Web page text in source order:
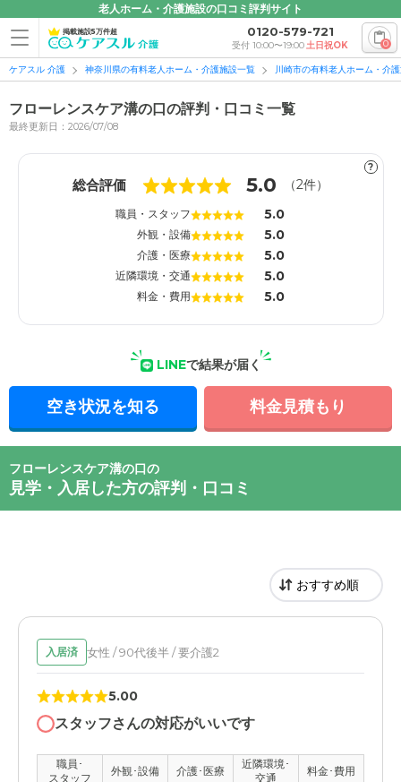
老人ホーム・介護施設の口コミ評判サイト
掲載施設5万件超 0120-579-721
受付 10:00〜19:00土日祝OK 0
ケアスル 介護 神奈川県の有料老人ホーム・介護施設一覧 川崎市の有料老人ホーム・介
フローレンスケア溝の口の評判・口コミ一覧
最終更新日：2026/07/08
?
総合評価 5.0 （2件）
職員・スタッフ 5.0
外観・設備 5.0
介護・医療 5.0
近隣環境・交通 5.0
料金・費用 5.0
LINEで結果が届く
空き状況を知る 料金見積もり
フローレンスケア溝の口の
見学・入居した方の評判・口コミ
入居済 女性 / 90代後半 / 要介護2
5.00
スタッフさんの対応がいいです
職員･
スタッフ
外観･設備 介護･医療
近隣環境･
交通
料金･費用